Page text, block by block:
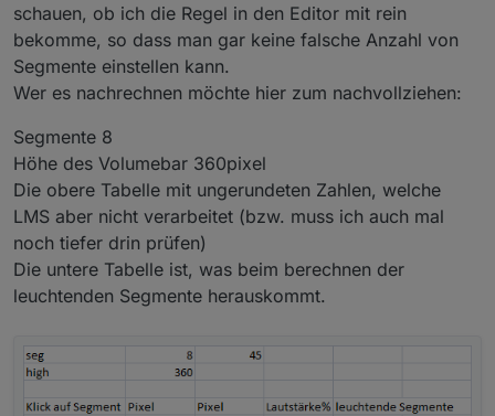
schauen, ob ich die Regel in den Editor mit rein
bekomme, so dass man gar keine falsche Anzahl von
Segmente einstellen kann.
Wer es nachrechnen möchte hier zum nachvollziehen:
Segmente 8
Höhe des Volumebar 360pixel
Die obere Tabelle mit ungerundeten Zahlen, welche
LMS aber nicht verarbeitet (bzw. muss ich auch mal
noch tiefer drin prüfen)
Die untere Tabelle ist, was beim berechnen der
leuchtenden Segmente herauskommt.